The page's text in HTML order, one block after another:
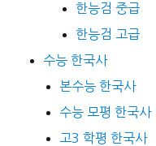
한능검 중급
한능검 고급
수능 한국사
본수능 한국사
수능 모평 한국사
고3 학평 한국사